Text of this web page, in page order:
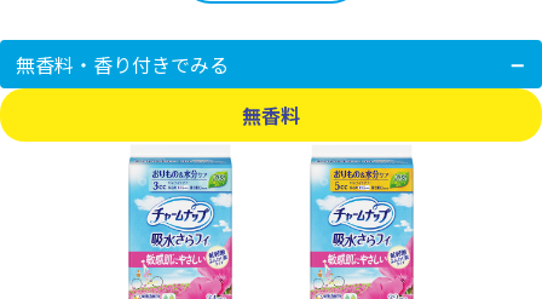
無香料・香り付きでみる
無香料